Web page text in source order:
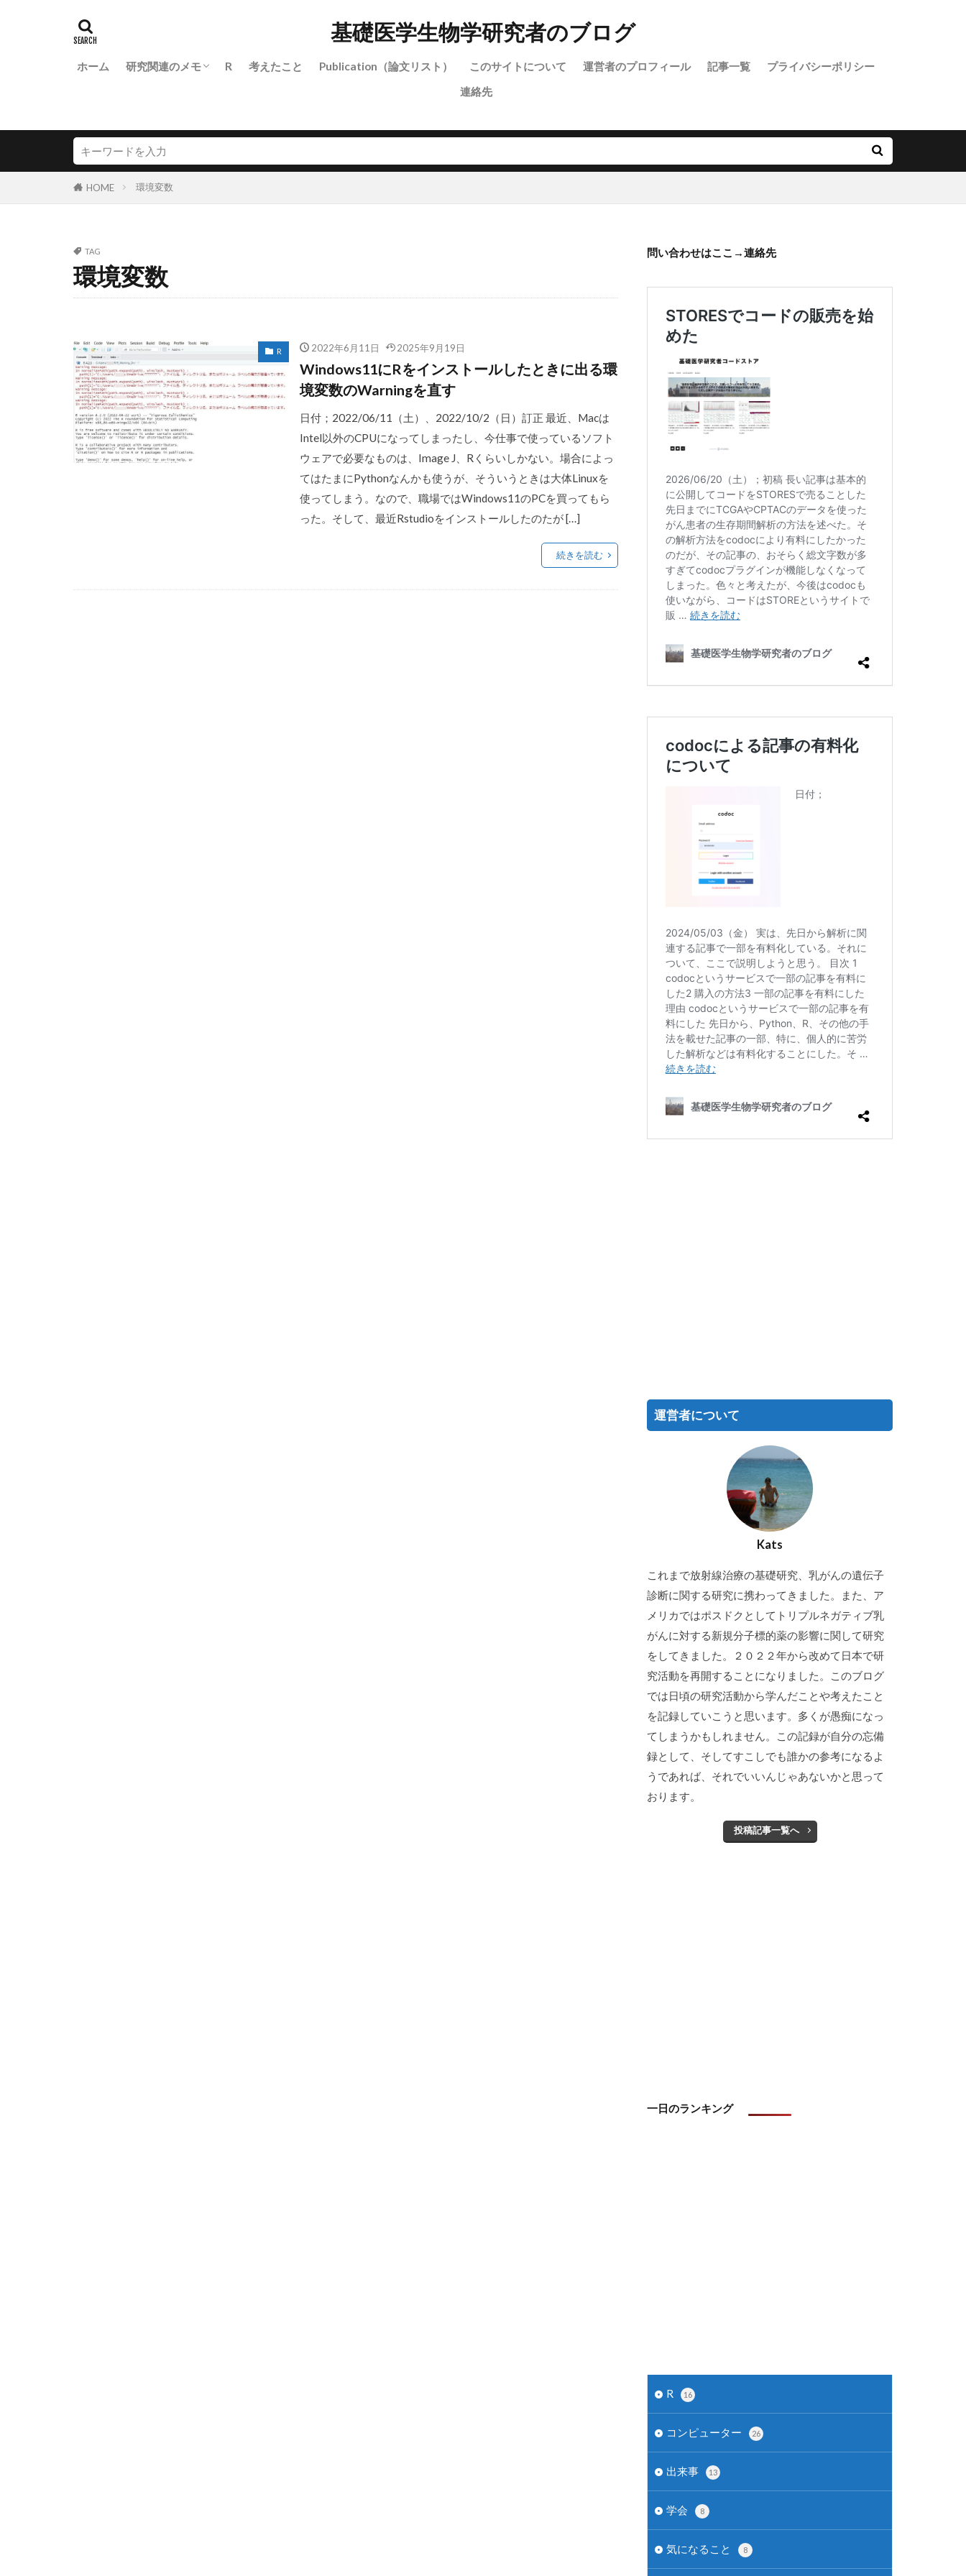
基礎医学生物学研究者のブログ
ホーム 研究関連のメモ R 考えたこと Publication（論文リスト） このサイトについて 運営者のプロフィール 記事一覧
プライバシーポリシー
連絡先
HOME 環境変数
TAG
環境変数
R 2022年6月11日 2025年9月19日
Windows11にRをインストールしたときに出る環
境変数のWarningを直す
日付；2022/06/11（土）、2022/10/2（日）訂正 最近、Macは
Intel以外のCPUになってしまったし、今仕事で使っているソフト
ウェアで必要なものは、Image J、Rくらいしかない。場合によっ
てはたまにPythonなんかも使うが、そういうときは大体Linuxを
使ってしまう。なので、職場ではWindows11のPCを買ってもら
った。そして、最近Rstudioをインストールしたのたが […]
続きを読む
問い合わせはここ→連絡先
運営者について
Kats
これまで放射線治療の基礎研究、乳がんの遺伝子
診断に関する研究に携わってきました。また、ア
メリカではポスドクとしてトリプルネガティブ乳
がんに対する新規分子標的薬の影響に関して研究
をしてきました。２０２２年から改めて日本で研
究活動を再開することになりました。このブログ
では日頃の研究活動から学んだことや考えたこと
を記録していこうと思います。多くが愚痴になっ
てしまうかもしれません。この記録が自分の忘備
録として、そしてすこしでも誰かの参考になるよ
うであれば、それでいいんじゃあないかと思って
おります。
投稿記事一覧へ
一日のランキング
R 16
コンピューター 26
出来事 13
学会 8
気になること 8